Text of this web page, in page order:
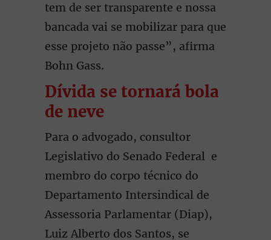
tem de ser transparente e nossa
bancada vai se mobilizar para que
esse projeto não passe”, afirma
Bohn Gass.
Dívida se tornará bola
de neve
Para o advogado, consultor
Legislativo do Senado Federal e
membro do corpo técnico do
Departamento Intersindical de
Assessoria Parlamentar (Diap),
Luiz Alberto dos Santos, se